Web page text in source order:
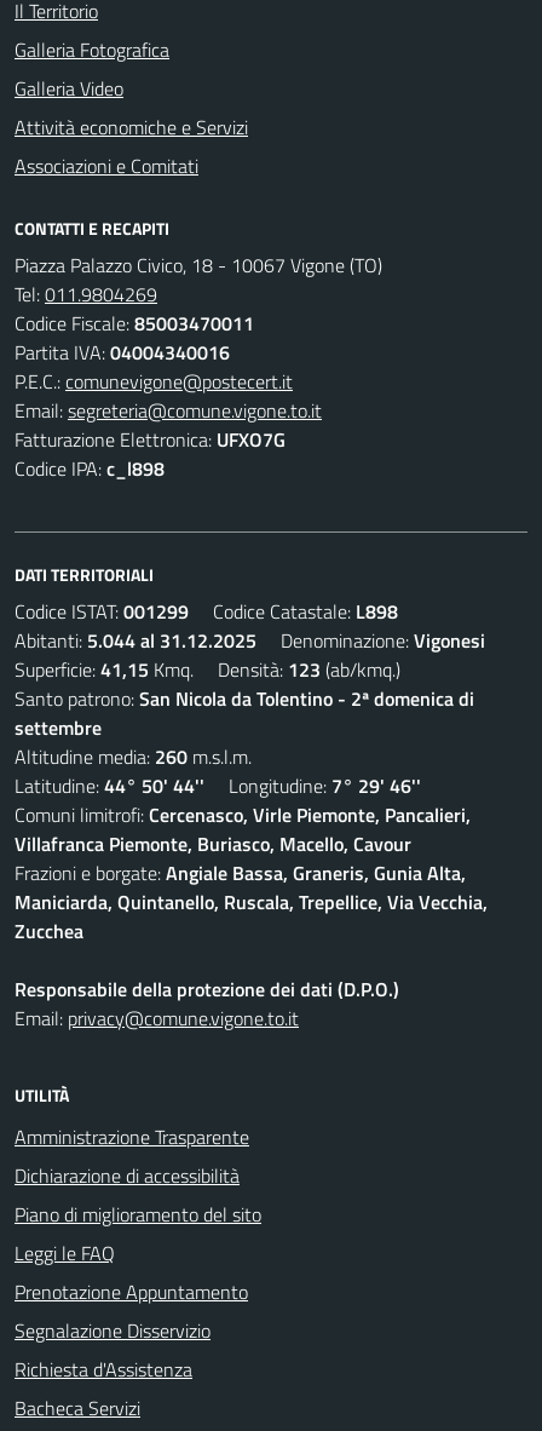
Il Territorio
Galleria Fotografica
Galleria Video
Attività economiche e Servizi
Associazioni e Comitati
CONTATTI E RECAPITI
Piazza Palazzo Civico, 18 - 10067 Vigone (TO)
Tel:011.9804269
Codice Fiscale:85003470011
Partita IVA:04004340016
P.E.C.:comunevigone@postecert.it
Email:segreteria@comune.vigone.to.it
Fatturazione Elettronica: UFXO7G
Codice IPA:c_l898
DATI TERRITORIALI
Codice ISTAT:001299 Codice Catastale: L898
Abitanti: 5.044 al 31.12.2025 Denominazione:Vigonesi
Superficie:41,15 Kmq. Densità: 123 (ab/kmq.)
Santo patrono:San Nicola da Tolentino - 2ª domenica di
settembre
Altitudine media: 260 m.s.l.m.
Latitudine:44° 50' 44'' Longitudine: 7° 29' 46''
Comuni limitrofi:Cercenasco, Virle Piemonte, Pancalieri,
Villafranca Piemonte, Buriasco, Macello, Cavour
Frazioni e borgate:Angiale Bassa, Graneris, Gunia Alta,
Maniciarda, Quintanello, Ruscala, Trepellice, Via Vecchia,
Zucchea
Responsabile della protezione dei dati (D.P.O.)
Email: privacy@comune.vigone.to.it
UTILITÀ
Amministrazione Trasparente
Dichiarazione di accessibilità
Piano di miglioramento del sito
Leggi le FAQ
Prenotazione Appuntamento
Segnalazione Disservizio
Richiesta d'Assistenza
Bacheca Servizi